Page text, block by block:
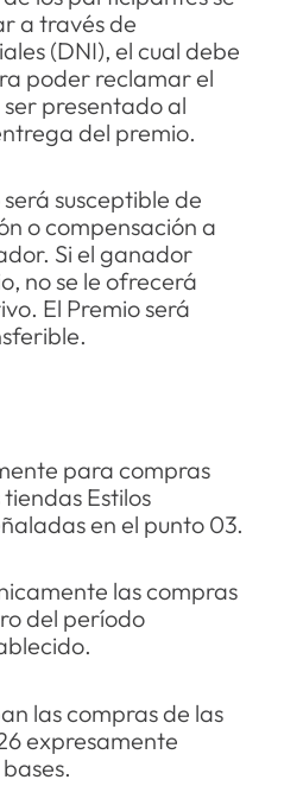
a través de
(DNI), el cual debe
poder reclamar el
presentado al
del premio.
susceptible de
o compensación a
Si el ganador
no se le ofrecerá
El Premio será
para compras
Estilos
en el punto 03.
las compras
del período
las compras de las
expresamente